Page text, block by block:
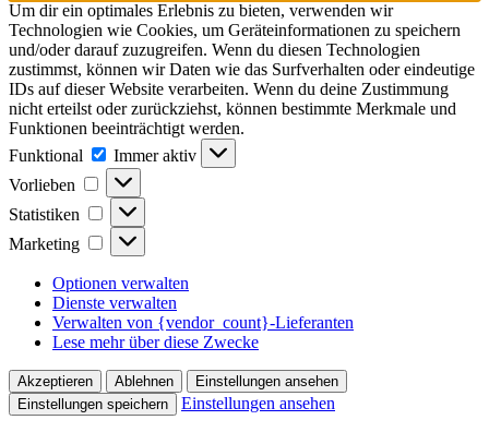
Um dir ein optimales Erlebnis zu bieten, verwenden wir
Technologien wie Cookies, um Geräteinformationen zu speichern
und/oder darauf zuzugreifen. Wenn du diesen Technologien
zustimmst, können wir Daten wie das Surfverhalten oder eindeutige
IDs auf dieser Website verarbeiten. Wenn du deine Zustimmung
nicht erteilst oder zurückziehst, können bestimmte Merkmale und
Funktionen beeinträchtigt werden.
Funktional
Funktional
Immer aktiv
Vorlieben
Vorlieben
Statistiken Statistiken
Marketing Marketing
Optionen verwalten
Dienste verwalten
Verwalten von {vendor_count}-Lieferanten
Lese mehr über diese Zwecke
Akzeptieren Ablehnen
Einstellungen ansehen
Einstellungen speichern
Einstellungen ansehen